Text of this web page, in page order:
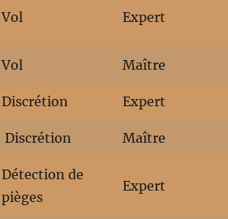
Vol Expert
Vol Maître
Discrétion Expert
Discrétion Maître
Détection de
pièges
Expert